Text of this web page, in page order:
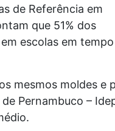
de Referência em
que 51% dos
escolas em tempo
mesmos moldes e
Pernambuco –